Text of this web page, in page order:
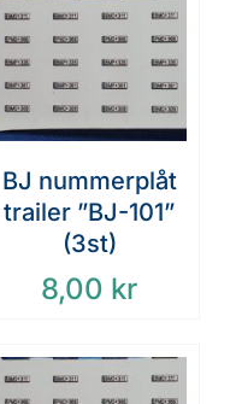
BJ nummerplåt
trailer ”BJ-101”
(3st)
8,00 kr